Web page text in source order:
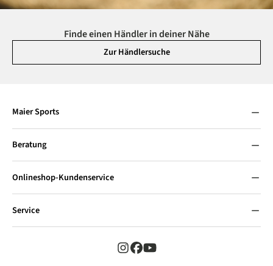
Finde einen Händler in deiner Nähe
Zur Händlersuche
Maier Sports
Beratung
Onlineshop-Kundenservice
Service